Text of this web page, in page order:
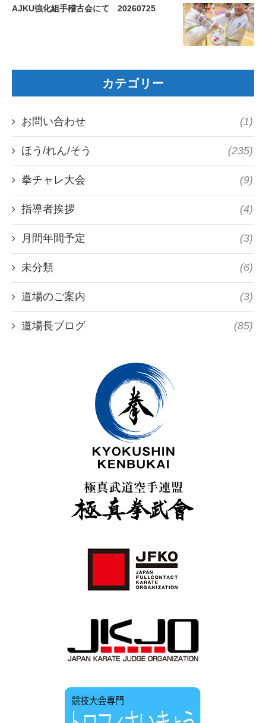
AJKU強化組手稽古会にて 20260725
カテゴリー
お問い合わせ (1)
ほう/れん/そう (235)
拳チャレ大会 (9)
指導者挨拶 (4)
月間年間予定 (3)
未分類 (6)
道場のご案内 (3)
道場長ブログ (85)